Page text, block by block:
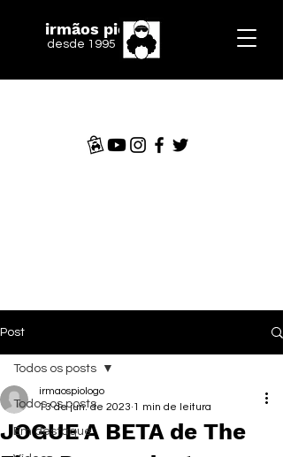
irmãos piologo
desde 1995
Post
Todos os posts
Em destaque
Todos os posts
JOGUE A BETA de The
irmaospiologo
13 de jun. de 2023 1 min de leitura